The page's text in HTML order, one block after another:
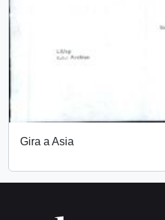
Gira a Asia